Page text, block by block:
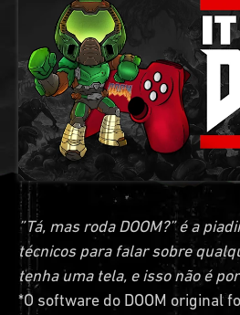
”Tá, mas roda DOOM?” é a
técnicos para falar sobre
tenha uma tela, e isso não é
*O software do DOOM original